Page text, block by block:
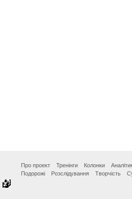
Про проект Тренінги Колонки
Подорожі
Розслідування Творчість